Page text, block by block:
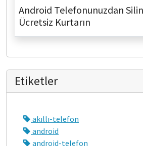
Android Telefonunuzdan
Ücretsiz Kurtarın
Etiketler
akıllı-telefon
android
android-telefon